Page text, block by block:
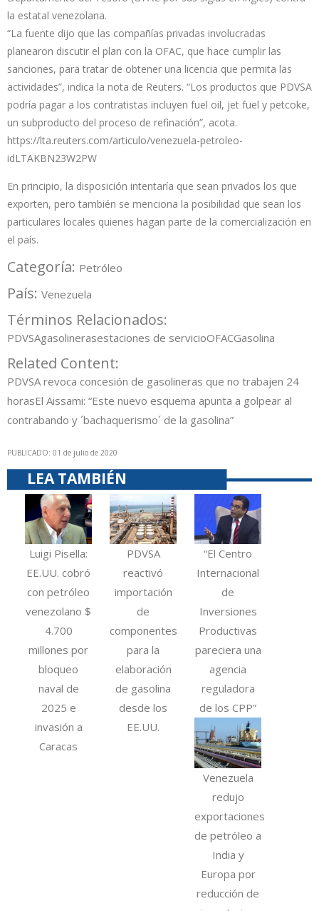
la estatal venezolana.
“La fuente dijo que las compañías privadas involucradas
planearon discutir el plan con la OFAC, que hace cumplir las
sanciones, para tratar de obtener una licencia que permita las
actividades”, indica la nota de Reuters. “Los productos que PDVSA
podría pagar a los contratistas incluyen fuel oil, jet fuel y petcoke,
un subproducto del proceso de refinación”, acota.
https://lta.reuters.com/articulo/venezuela-petroleo-
idLTAKBN23W2PW
En principio, la disposición intentaría que sean privados los que
exporten, pero también se menciona la posibilidad que sean los
particulares locales quienes hagan parte de la comercialización en
el país.
Categoría: Petróleo
País: Venezuela
Términos Relacionados:
PDVSAgasolinerasestaciones de servicioOFACGasolina
Related Content:
PDVSA revoca concesión de gasolineras que no trabajen 24
horasEl Aissami: “Este nuevo esquema apunta a golpear al
contrabando y ´bachaquerismo´ de la gasolina”
PUBLICADO: 01 de julio de 2020
LEA TAMBIÉN
Luigi Pisella:
EE.UU. cobró
con petróleo
venezolano $
4.700
millones por
bloqueo
naval de
2025 e
invasión a
Caracas
PDVSA
reactivó
importación
de
componentes
para la
elaboración
de gasolina
desde los
EE.UU.
“El Centro
Internacional
de
Inversiones
Productivas
pareciera una
agencia
reguladora
de los CPP”
Venezuela
redujo
exportaciones
de petróleo a
India y
Europa por
reducción de